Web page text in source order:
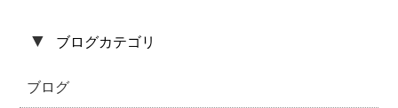
▼ ブログカテゴリ
ブログ